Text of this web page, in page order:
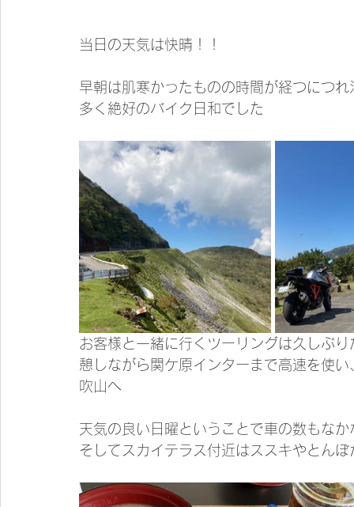
当日の天気は快晴！！
早朝は肌寒かったものの時間が経つにつ
多く絶好のバイク日和でした
お客様と一緒に行くツーリングは久しぶ
憩しながら関ケ原インターまで高速を使
吹山へ
天気の良い日曜ということで車の数もな
そしてスカイテラス付近はススキやとん